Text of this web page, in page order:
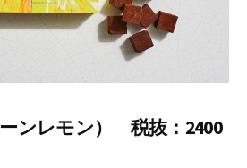
ーンレモン） 税抜：2400